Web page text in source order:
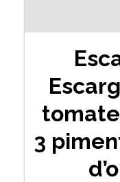
3